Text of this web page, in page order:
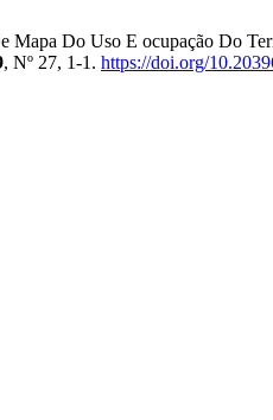
Mapa Do Uso E ocupação Do
, Nº 27, 1-1. https://doi.org/